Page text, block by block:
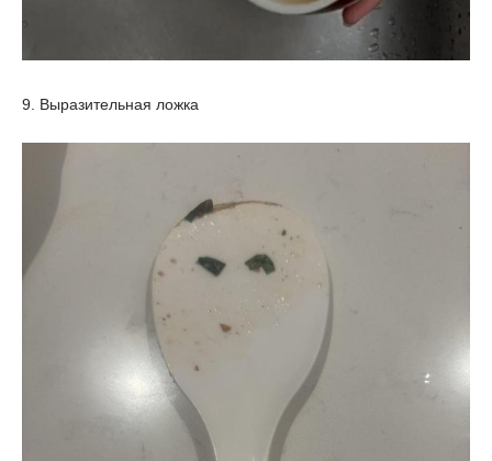
9. Выразительная ложка